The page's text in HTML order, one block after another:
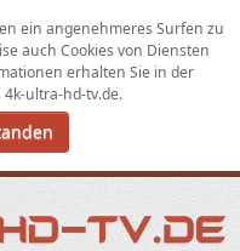
ein angenehmeres Surfen zu
auch Cookies von Diensten
erhalten Sie in der
4k-ultra-hd-tv.de.